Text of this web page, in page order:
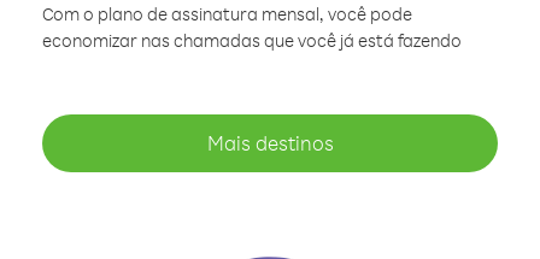
Com o plano de assinatura mensal, você pode
economizar nas chamadas que você já está fazendo
Mais destinos